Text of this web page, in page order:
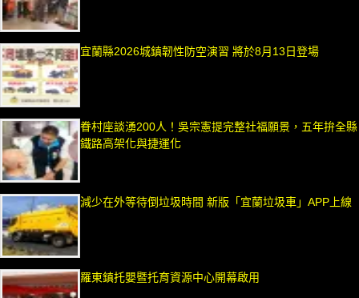
宜蘭縣2026城鎮韌性防空演習 將於8月13日登場
眷村座談湧200人！吳宗憲提完整社福願景，五年拚全縣
鐵路高架化與捷運化
減少在外等待倒垃圾時間 新版「宜蘭垃圾車」APP上線
羅東鎮托嬰暨托育資源中心開幕啟用